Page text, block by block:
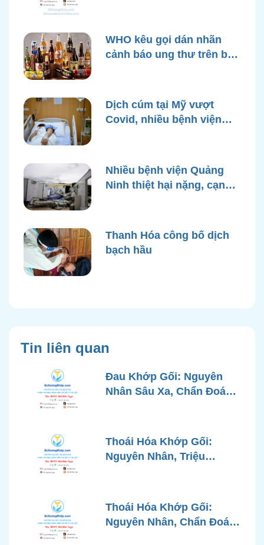
WHO kêu gọi dán nhãn
cảnh báo ung thư trên bao
Dịch cúm tại Mỹ vượt
Covid, nhiều bệnh viện
Nhiều bệnh viện Quảng
Ninh thiệt hại nặng, cạn
Thanh Hóa công bố dịch
bạch hầu
Tin liên quan
Đau Khớp Gối: Nguyên
Nhân Sâu Xa, Chẩn Đoán
Góc Nhìn Bác Sĩ Xương
Khớp
Thoái Hóa Khớp Gối:
Nguyên Nhân, Triệu
Chuẩn Y Khoa
Thoái Hóa Khớp Gối:
Nguyên Nhân, Chẩn Đoán